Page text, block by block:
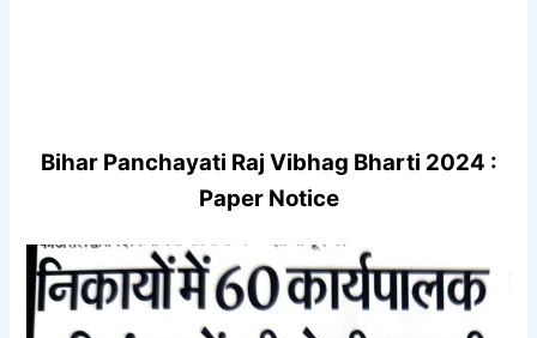
Bihar Panchayati Raj Vibhag Bharti 2024 :
Paper Notice